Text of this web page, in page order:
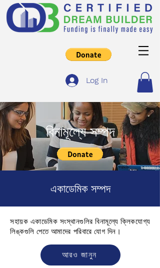
Log In
বিনামূল্যে সম্পদ
একাডেমিক সম্পদ
সহায়ক একাডেমিক সংস্থানগুলির বিনামূল্যে ক্লিকযোগ্য
লিঙ্কগুলি পেতে আমাদের পরিবারে যোগ দিন।
আরও জানুন